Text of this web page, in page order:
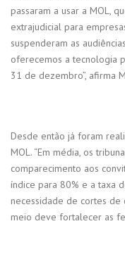
passaram a usar a MOL,
extrajudicial para
suspenderam as
oferecemos a tecnologia
31 de dezembro”, afirma
Desde então já foram
MOL. “Em média, os
comparecimento aos
índice para 80% e a taxa
necessidade de cortes de
meio deve fortalecer as